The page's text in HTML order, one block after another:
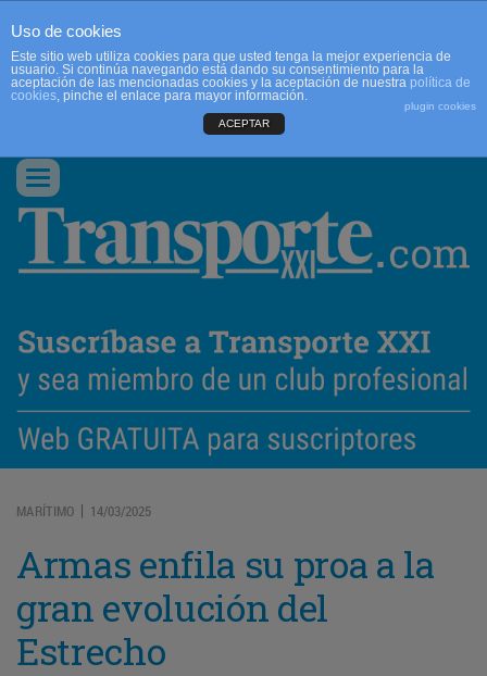
CONTACTO
Conmutar
navegación
MARÍTIMO | 14/03/2025
Armas enfila su proa a la
gran evolución del
Estrecho
Uso de cookies
Este sitio web utiliza cookies para que usted tenga la mejor experiencia de
usuario. Si continúa navegando está dando su consentimiento para la
aceptación de las mencionadas cookies y la aceptación de nuestra política de
cookies, pinche el enlace para mayor información.
plugin cookies
ACEPTAR